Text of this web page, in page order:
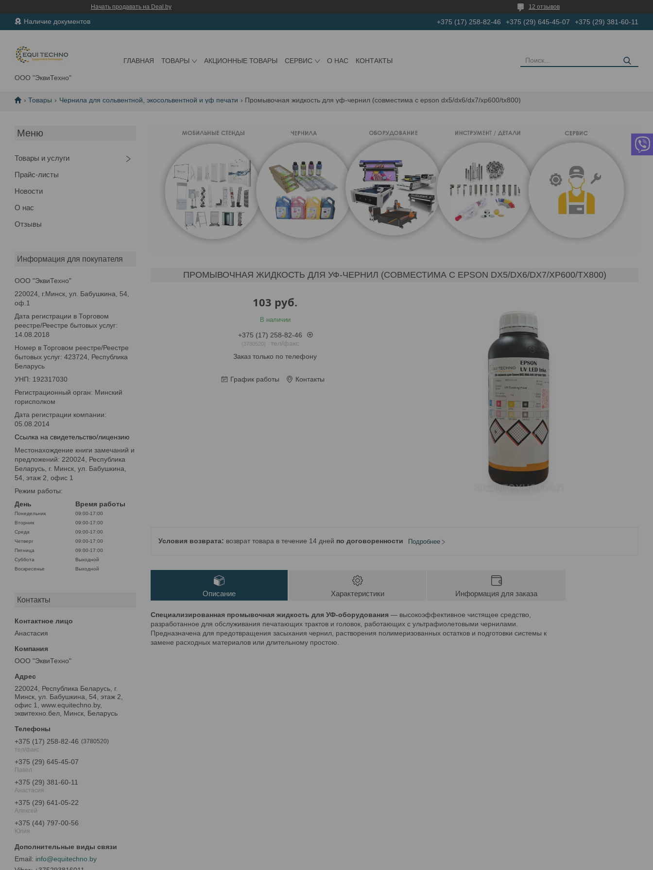
Начать продавать на Deal.by 12 отзывов
Наличие документов +375 (17) 258-82-46 +375 (29) 645-45-07 +375 (29) 381-60-11
ООО "ЭквиТехно"
ГЛАВНАЯ ТОВАРЫ АКЦИОННЫЕ ТОВАРЫ СЕРВИС О НАС КОНТАКТЫ
Товары Чернила для сольвентной, экосольвентной и уф печати Промывочная жидкость для уф-чернил (совместима с epson dx5/dx6/dx7/xp600/tx800)
Товары и услуги
Прайс-листы
Новости
О нас
Отзывы
Информация для покупателя
ООО "ЭквиТехно"
220024, г.Минск, ул. Бабушкина, 54,
оф.1
Дата регистрации в Торговом
реестре/Реестре бытовых услуг:
14.08.2018
Номер в Торговом реестре/Реестре
бытовых услуг: 423724, Республика
Беларусь
УНП: 192317030
Регистрационный орган: Минский
горисполком
Дата регистрации компании:
05.08.2014
Ссылка на свидетельство/лицензию
Местонахождение книги замечаний и
предложений: 220024, Республика
Беларусь, г. Минск, ул. Бабушкина,
54, этаж 2, офис 1
Режим работы:
День
Время работы
Понедельник
09:00-17:00
Вторник
09:00-17:00
Среда
09:00-17:00
Четверг
09:00-17:00
Пятница
09:00-17:00
Суббота
Выходной
Воскресенье
Выходной
Контакты
Анастасия
ООО "ЭквиТехно"
220024, Республика Беларусь, г.
Минск, ул. Бабушкина, 54, этаж 2,
офис 1, www.equitechno.by,
эквитехно.бел, Минск, Беларусь
+375 (17) 258-82-46
3780520
тел/факс
+375 (29) 645-45-07
Павел
+375 (29) 381-60-11
Анастасия
+375 (29) 641-05-22
Алексей
+375 (44) 797-00-56
Юлия
info@equitechno.by
ПРОМЫВОЧНАЯ ЖИДКОСТЬ ДЛЯ УФ-ЧЕРНИЛ (СОВМЕСТИМА С EPSON DX5/DX6/DX7/XP600/TX800)
103 руб.
В наличии
+375 (17) 258-82-46
3780520
тел/факс
Заказ только по телефону
График работы Контакты
возврат товара в течение 14 дней по договоренности Подробнее
Описание Характеристики Информация для заказа
Специализированная промывочная жидкость для УФ-оборудования — высокоэффективное чистящее средство,
разработанное для обслуживания печатающих трактов и головок, работающих с ультрафиолетовыми чернилами.
Предназначена для предотвращения засыхания чернил, растворения полимеризованных остатков и подготовки системы к
замене расходных материалов или длительному простою.